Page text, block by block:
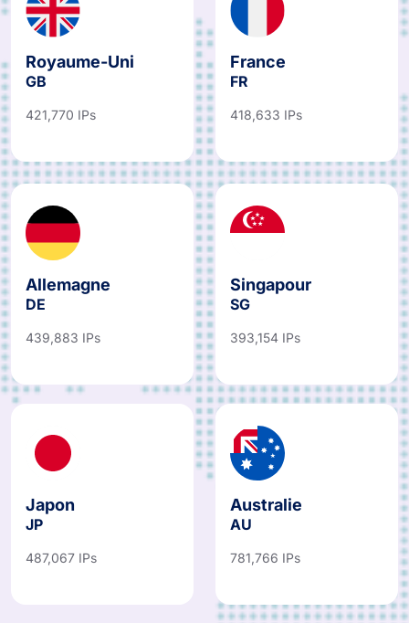
Royaume-Uni
GB
421,770 IPs
France
FR
418,633 IPs
Allemagne
DE
439,883 IPs
Singapour
SG
393,154 IPs
Japon
JP
487,067 IPs
Australie
AU
781,766 IPs